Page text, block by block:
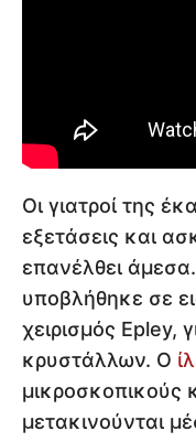
Οι γιατροί της
εξετάσεις και
επανέλθει
υποβλήθηκε σε
χειρισμός Epley,
κρυστάλλων. Ο
μικροσκοπικούς
μετακινούνται